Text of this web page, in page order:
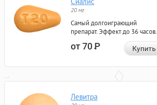
20 мг
Самый долгоиграющий
препарат. Эффект до 36 часов.
от 70Р Купить
Левитра